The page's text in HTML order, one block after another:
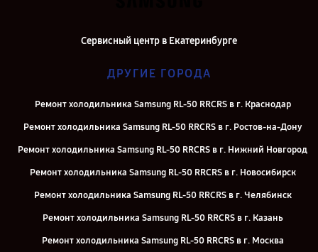
Сервисный центр в Екатеринбурге
ДРУГИЕ ГОРОДА
Ремонт холодильника Samsung RL-50 RRCRS в г. Краснодар
Ремонт холодильника Samsung RL-50 RRCRS в г. Ростов-на-Дону
Ремонт холодильника Samsung RL-50 RRCRS в г. Нижний Новгород
Ремонт холодильника Samsung RL-50 RRCRS в г. Новосибирск
Ремонт холодильника Samsung RL-50 RRCRS в г. Челябинск
Ремонт холодильника Samsung RL-50 RRCRS в г. Казань
Ремонт холодильника Samsung RL-50 RRCRS в г. Москва